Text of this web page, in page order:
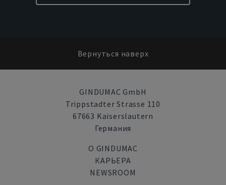
Вернуться наверх
GINDUMAC GmbH
Trippstadter Strasse 110
67663 Kaiserslautern
Германия
О GINDUMAC
КАРЬЕРА
NEWSROOM